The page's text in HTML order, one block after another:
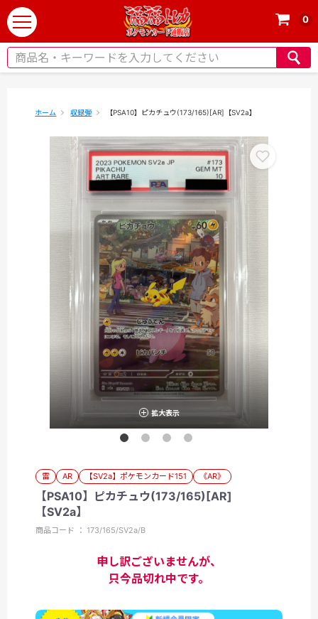
t
o
g
0
ホーム 収録弾 【PSA10】ピカチュウ(173/165)[AR]【SV2a】
拡大表示
雷 AR 【SV2a】ポケモンカード151 《AR》
【PSA10】ピカチュウ(173/165)[AR]
【SV2a】
商品コード ： 173/165/SV2a/B
申し訳ございませんが、
只今品切れ中です。